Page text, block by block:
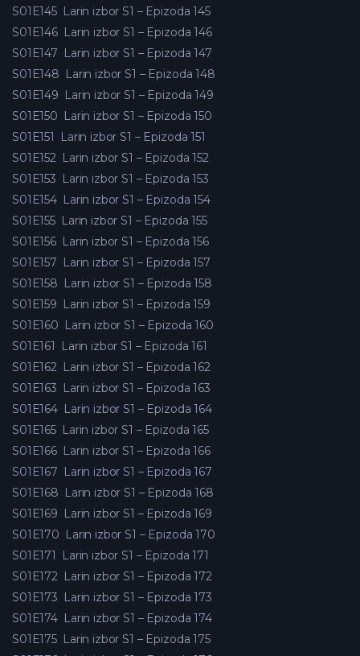
S01E145 Larin izbor S1 – Epizoda 145
S01E146 Larin izbor S1 – Epizoda 146
S01E147 Larin izbor S1 – Epizoda 147
S01E148 Larin izbor S1 – Epizoda 148
S01E149 Larin izbor S1 – Epizoda 149
S01E150 Larin izbor S1 – Epizoda 150
S01E151
Larin izbor S1 – Epizoda 151
S01E152 Larin izbor S1 – Epizoda 152
S01E153 Larin izbor S1 – Epizoda 153
S01E154 Larin izbor S1 – Epizoda 154
S01E155 Larin izbor S1 – Epizoda 155
S01E156 Larin izbor S1 – Epizoda 156
S01E157 Larin izbor S1 – Epizoda 157
S01E158 Larin izbor S1 – Epizoda 158
S01E159 Larin izbor S1 – Epizoda 159
S01E160 Larin izbor S1 – Epizoda 160
S01E161
Larin izbor S1 – Epizoda 161
S01E162 Larin izbor S1 – Epizoda 162
S01E163 Larin izbor S1 – Epizoda 163
S01E164 Larin izbor S1 – Epizoda 164
S01E165 Larin izbor S1 – Epizoda 165
S01E166 Larin izbor S1 – Epizoda 166
S01E167 Larin izbor S1 – Epizoda 167
S01E168 Larin izbor S1 – Epizoda 168
S01E169 Larin izbor S1 – Epizoda 169
S01E170 Larin izbor S1 – Epizoda 170
S01E171
Larin izbor S1 – Epizoda 171
S01E172 Larin izbor S1 – Epizoda 172
S01E173 Larin izbor S1 – Epizoda 173
S01E174 Larin izbor S1 – Epizoda 174
S01E175 Larin izbor S1 – Epizoda 175